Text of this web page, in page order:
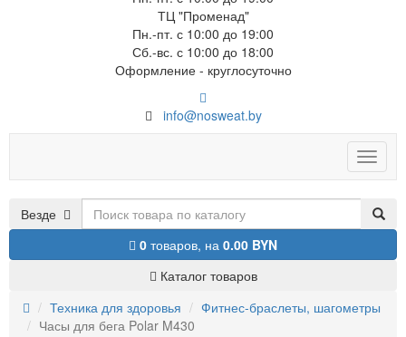
ТЦ "Променад"
Пн.-пт. с 10:00 до 19:00
Сб.-вс. с 10:00 до 18:00
Оформление - круглосуточно
info@nosweat.by
Toggle
Везде
0 товаров, на 0.00 BYN
Каталог товаров
Техника для здоровья
Фитнес-браслеты, шагометры
Часы для бега Polar M430